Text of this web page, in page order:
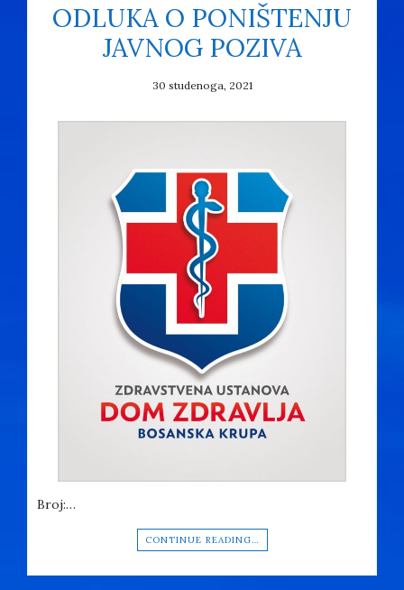
ODLUKA O PONIŠTENJU
JAVNOG POZIVA
30 studenoga, 2021
Broj:…
CONTINUE READING…